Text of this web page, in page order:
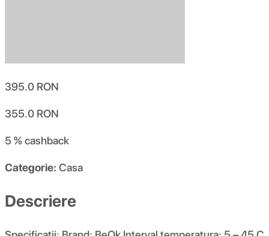
395.0 RON
355.0 RON
5 %cashback
Categorie: Casa
Descriere